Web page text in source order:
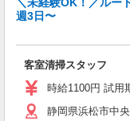
週3日〜
客室清掃スタッフ
時給1100円 試用
静岡県浜松市中